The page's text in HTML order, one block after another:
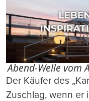
Abend-Welle vom
Der Käufer des
Zuschlag, wenn er